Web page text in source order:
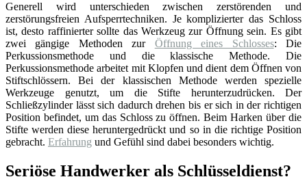
Generell wird unterschieden zwischen zerstörenden und
zerstörungsfreien Aufsperrtechniken. Je komplizierter das Schloss
ist, desto raffinierter sollte das Werkzeug zur Öffnung sein. Es gibt
zwei gängige Methoden zur Öffnung eines Schlosses: Die
Perkussionsmethode und die klassische Methode. Die
Perkussionsmethode arbeitet mit Klopfen und dient dem Öffnen von
Stiftschlössern. Bei der klassischen Methode werden spezielle
Werkzeuge genutzt, um die Stifte herunterzudrücken. Der
Schließzylinder lässt sich dadurch drehen bis er sich in der richtigen
Position befindet, um das Schloss zu öffnen. Beim Harken über die
Stifte werden diese heruntergedrückt und so in die richtige Position
gebracht. Erfahrung und Gefühl sind dabei besonders wichtig.
Seriöse Handwerker als Schlüsseldienst?